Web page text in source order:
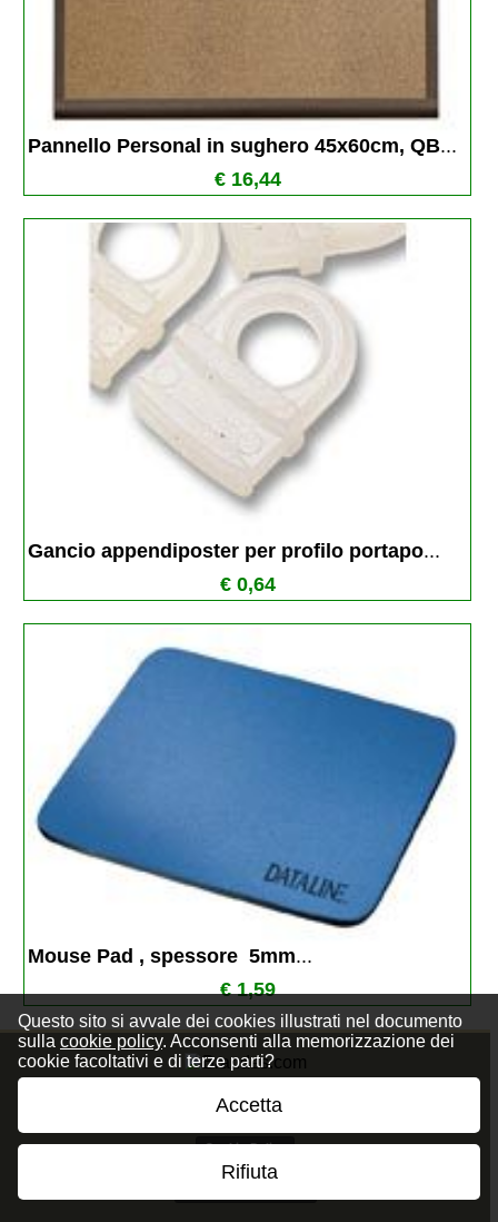
Questo sito si avvale dei cookies illustrati nel documento
sulla cookie policy. Acconsenti alla memorizzazione dei
cookie facoltativi e di terze parti?
Accetta
Rifiuta
Pannello Personal in sughero 45x60cm, QB...
€ 16,44
Gancio appendiposter per profilo portapo...
€ 0,64
Mouse Pad , spessore  5mm...
€ 1,59
Privacy Policy
Cookie Policy